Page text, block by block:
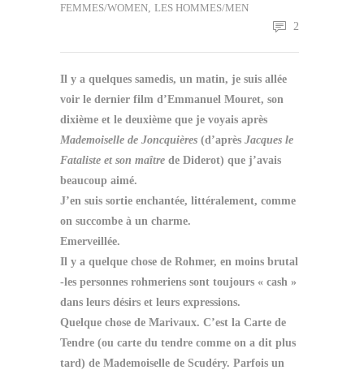
FEMMES/WOMEN LES HOMMES/MEN
2
Il y a quelques samedis, un matin, je suis allée
voir le dernier film d’Emmanuel Mouret, son
dixième et le deuxième que je voyais après
Mademoiselle de Joncquières (d’après Jacques le
Fataliste et son maître de Diderot) que j’avais
beaucoup aimé.
J’en suis sortie enchantée, littéralement, comme
on succombe à un charme.
Emerveillée.
Il y a quelque chose de Rohmer, en moins brutal
-les personnes rohmeriens sont toujours « cash »
dans leurs désirs et leurs expressions.
Quelque chose de Marivaux. C’est la Carte de
Tendre (ou carte du tendre comme on a dit plus
tard) de Mademoiselle de Scudéry. Parfois un